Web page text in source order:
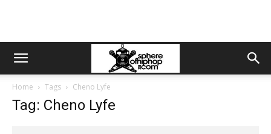
Home Tags Cheno Lyfe
Tag: Cheno Lyfe